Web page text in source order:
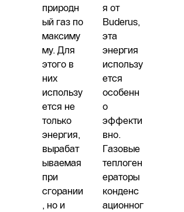
природн
ый газ по
максиму
му. Для
этого в
них
использу
ется не
только
энергия,
вырабат
ываемая
при
сгорании
, но и
я от
Buderus,
эта
энергия
использу
ется
особенн
о
эффекти
вно.
Газовые
теплоген
ераторы
конденс
ационног